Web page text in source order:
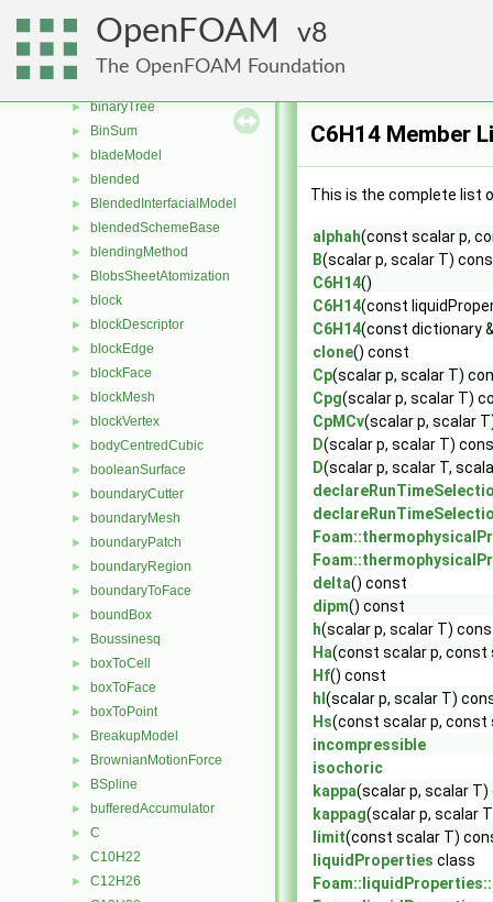
OpenFOAM 8
The OpenFOAM Foundation
► biLinearFitPolynomial
► BinaryCollisionModel
►
► binaryTree
► BinSum
► bladeModel
► blended
► BlendedInterfacialModel
► blendedSchemeBase
► blendingMethod
► BlobsSheetAtomization
► block
► blockDescriptor
► blockEdge
► blockFace
► blockMesh
► blockVertex
► bodyCentredCubic
► booleanSurface
► boundaryCutter
► boundaryMesh
► boundaryPatch
► boundaryRegion
► boundaryToFace
► boundBox
► Boussinesq
► boxToCell
► boxToFace
► boxToPoint
► BreakupModel
► BrownianMotionForce
► BSpline
► bufferedAccumulator
► C
► C10H22
► C12H26
C6H14 Member
This is the complete list
alphah(const scalar p,
B(scalar p, scalar T)
C6H14()
C6H14(const
C6H14(const dictionary
clone() const
Cp(scalar p, scalar T)
Cpg(scalar p, scalar T)
CpMCv(scalar p, scalar
D(scalar p, scalar T)
D(scalar p, scalar T,
delta() const
dipm() const
h(scalar p, scalar T)
Ha(const scalar p, const
Hf() const
hl (scalar p, scalar T)
Hs(const scalar p, const
incompressible
isochoric
kappa(scalar p, scalar
kappag(scalar p, scalar
limit(const scalar T)
liquidProperties class